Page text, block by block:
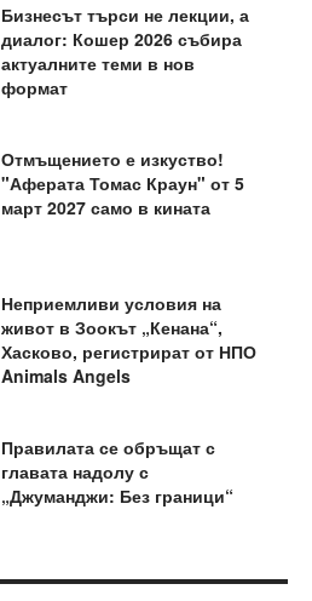
Бизнесът търси не лекции, а
диалог: Кошер 2026 събира
актуалните теми в нов
формат
Отмъщението е изкуство!
"Аферата Томас Краун" от 5
март 2027 само в кината
Неприемливи условия на
живот в Зоокът „Кенана“,
Хасково, регистрират от НПО
Animals Angels
Правилата се обръщат с
главата надолу с
„Джуманджи: Без граници“